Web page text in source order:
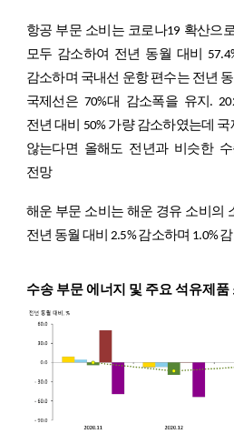
항공 부문 소비는 코로나19 확산으
모두 감소하여 전년 동월 대비
감소하며 국내선 운항 편수는 전년
국제선은 70%대 감소폭을 유지.
전년 대비 50% 가량 감소하였는데
않는다면 올해도 전년과 비슷한
전망
해운 부문 소비는 해운 경유 소비의
전년 동월 대비 2.5% 감소하며 1.0%
수송 부문 에너지 및 주요 석유제품